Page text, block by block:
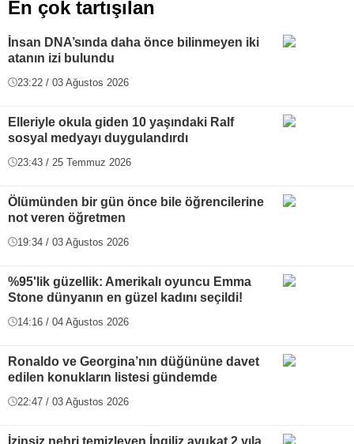
En çok tartışılan
İnsan DNA’sında daha önce bilinmeyen iki
atanın izi bulundu
23:22 / 03 Ağustos 2026
Elleriyle okula giden 10 yaşındaki Ralf
sosyal medyayı duygulandırdı
23:43 / 25 Temmuz 2026
Ölümünden bir gün önce bile öğrencilerine
not veren öğretmen
19:34 / 03 Ağustos 2026
%95'lik güzellik: Amerikalı oyuncu Emma
Stone dünyanın en güzel kadını seçildi!
14:16 / 04 Ağustos 2026
Ronaldo ve Georgina’nın düğününe davet
edilen konukların listesi gündemde
22:47 / 03 Ağustos 2026
İzinsiz nehri temizleyen İngiliz avukat 2 yıla